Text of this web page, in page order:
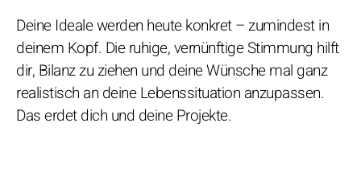
Deine Ideale werden heute konkret – zumindest in
deinem Kopf. Die ruhige, vernünftige Stimmung hilft
dir, Bilanz zu ziehen und deine Wünsche mal ganz
realistisch an deine Lebenssituation anzupassen.
Das erdet dich und deine Projekte.